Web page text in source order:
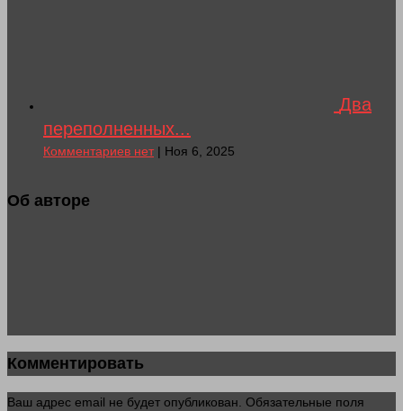
Два
переполненных...
Комментариев нет| Ноя 6, 2025
Об авторе
Комментировать
Ваш адрес email не будет опубликован. Обязательные поля